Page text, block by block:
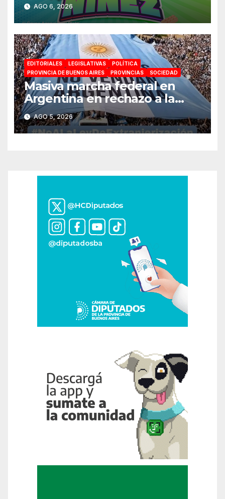
espectáculos y actividades
para toda la familia
AGO 6, 2026
EDITORIALES LEGISLATIVAS
POLÍTICA
PROVINCIA DE BUENOS AIRES
PROVINCIAS SOCIEDAD
Masiva marcha federal en
Argentina en rechazo a la
reforma de la Ley de Tierras
impulsada por Milei: «La
soberanía no se negocia»
AGO 5, 2026